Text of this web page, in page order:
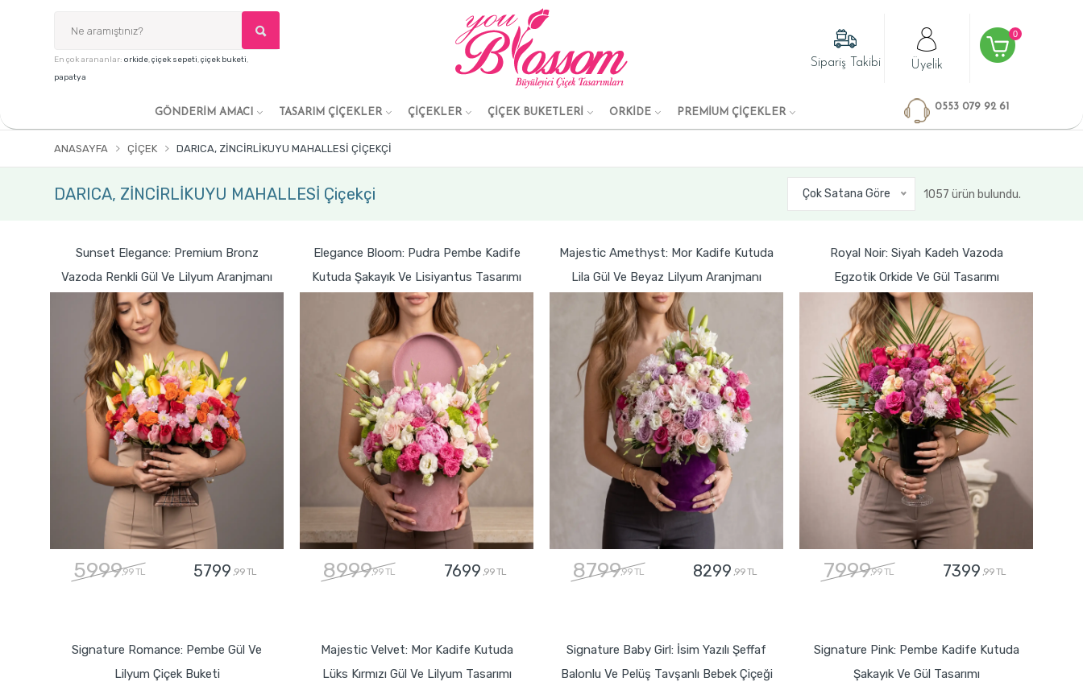
En çok arananlar: orkide,çiçek sepeti,çiçek buketi,
papatya
Sipariş Takibi Üyelik
0
GÖNDERİM AMACI TASARIM ÇİÇEKLER ÇİÇEKLER ÇİÇEK BUKETLERİ ORKİDE PREMİUM ÇİÇEKLER
0553 079 92 61
ANASAYFA ÇIÇEK DARICA, ZİNCİRLİKUYU MAHALLESİ ÇIÇEKÇI
DARICA, ZİNCİRLİKUYU MAHALLESİ Çiçekçi Çok Satana Göre 1057 ürün bulundu.
Sunset Elegance: Premium Bronz
Vazoda Renkli Gül Ve Lilyum Aranjmanı
5999,99 TL 5799 ,99 TL
Elegance Bloom: Pudra Pembe Kadife
Kutuda Şakayık Ve Lisiyantus Tasarımı
8999,99 TL 7699 ,99 TL
Majestic Amethyst: Mor Kadife Kutuda
Lila Gül Ve Beyaz Lilyum Aranjmanı
8799,99 TL 8299 ,99 TL
Royal Noir: Siyah Kadeh Vazoda
Egzotik Orkide Ve Gül Tasarımı
7999,99 TL 7399 ,99 TL
Signature Romance: Pembe Gül Ve
Lilyum Çiçek Buketi
Majestic Velvet: Mor Kadife Kutuda
Lüks Kırmızı Gül Ve Lilyum Tasarımı
Signature Baby Girl: İsim Yazılı Şeffaf
Balonlu Ve Pelüş Tavşanlı Bebek Çiçeği
Signature Pink: Pembe Kadife Kutuda
Şakayık Ve Gül Tasarımı